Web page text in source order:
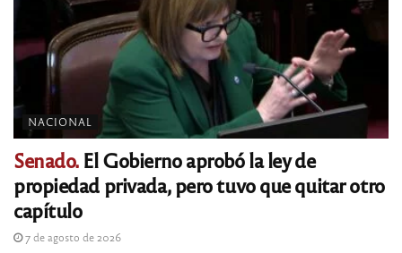
NACIONAL
Senado.El Gobierno aprobó la ley de
propiedad privada, pero tuvo que quitar otro
capítulo
7 de agosto de 2026